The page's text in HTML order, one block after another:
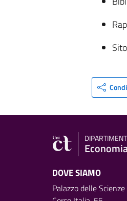
DOVE SIAMO
Palazzo delle Scienze